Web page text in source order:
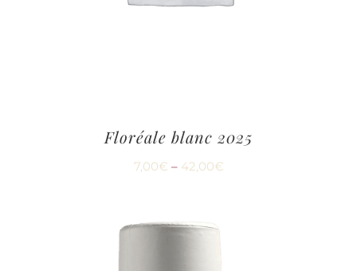
Floréale blanc 2025
7,00€ – 42,00€